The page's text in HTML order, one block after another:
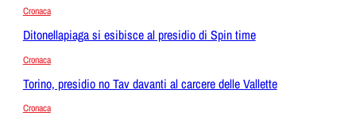
Cronaca
Ditonellapiaga si esibisce al presidio di Spin time
Cronaca
Torino, presidio no Tav davanti al carcere delle Vallette
Cronaca